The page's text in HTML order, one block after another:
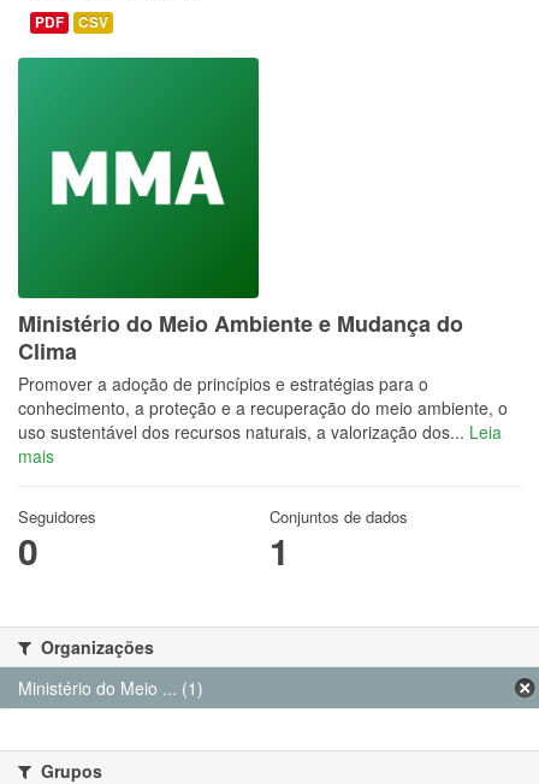
PDF CSV
Ministério do Meio Ambiente e Mudança do
Clima
Promover a adoção de princípios e estratégias para o
conhecimento, a proteção e a recuperação do meio ambiente, o
uso sustentável dos recursos naturais, a valorização dos... Leia
mais
Seguidores
0
Conjuntos de dados
1
Organizações
Ministério do Meio ... (1)
Grupos